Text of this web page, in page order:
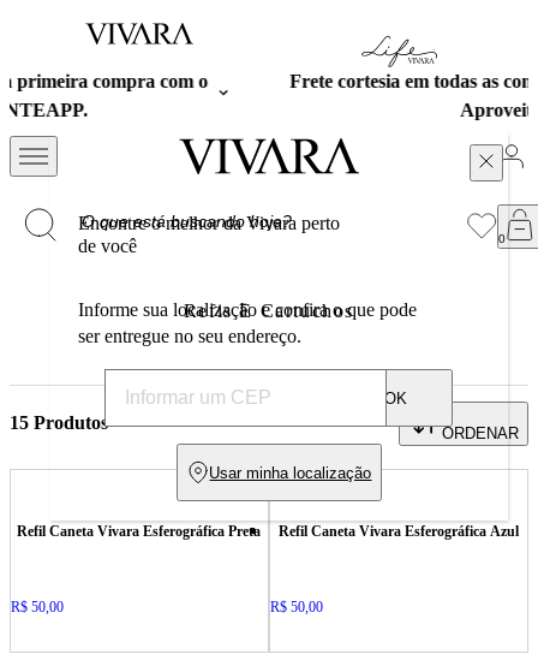
Frete cortesia em todas as compras acima de R$ 699.
Refis E Cartuchos
Refis e Cartuchos | Vivara
15 Produtos ORDENAR
Refil Caneta Vivara Esferográfica Preta
Price:
R$ 50,00
Refil Caneta Vivara Esferográfica Azul
Price:
R$ 50,00
Encontre o melhor da Vivara perto
de você
Informe sua localização e confira o que pode
ser entregue no seu endereço.
OK
Usar minha localização